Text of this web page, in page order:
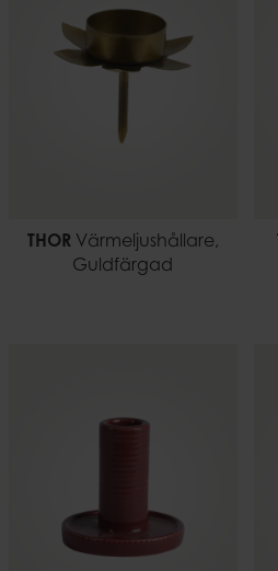
THORVärmeljushållare,
Guldfärgad